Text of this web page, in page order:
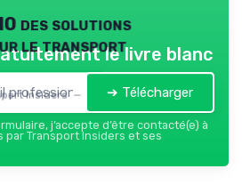
des solutions
le transport
Insiders — 2026
le livre blanc
➔ Télécharger
j’accepte d’être contacté(e) à
par Transport Insiders et ses